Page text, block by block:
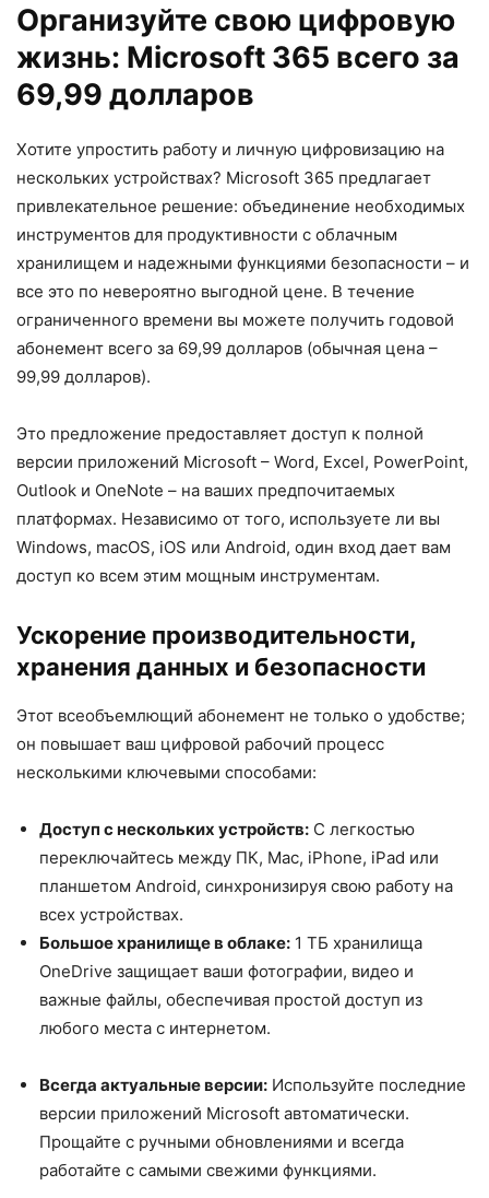
Организуйте свою цифровую
жизнь: Microsoft 365 всего за
69,99 долларов
Хотите упростить работу и личную цифровизацию на
нескольких устройствах? Microsoft 365 предлагает
привлекательное решение: объединение необходимых
инструментов для продуктивности с облачным
хранилищем и надежными функциями безопасности – и
все это по невероятно выгодной цене. В течение
ограниченного времени вы можете получить годовой
абонемент всего за 69,99 долларов (обычная цена –
99,99 долларов).
Это предложение предоставляет доступ к полной
версии приложений Microsoft – Word, Excel, PowerPoint,
Outlook и OneNote – на ваших предпочитаемых
платформах. Независимо от того, используете ли вы
Windows, macOS, iOS или Android, один вход дает вам
доступ ко всем этим мощным инструментам.
Ускорение производительности,
хранения данных и безопасности
Этот всеобъемлющий абонемент не только о удобстве;
он повышает ваш цифровой рабочий процесс
несколькими ключевыми способами:
Доступ с нескольких устройств: С легкостью
переключайтесь между ПК, Mac, iPhone, iPad или
планшетом Android, синхронизируя свою работу на
всех устройствах.
Большое хранилище в облаке: 1 ТБ хранилища
OneDrive защищает ваши фотографии, видео и
важные файлы, обеспечивая простой доступ из
любого места с интернетом.
Всегда актуальные версии: Используйте последние
версии приложений Microsoft автоматически.
Прощайте с ручными обновлениями и всегда
работайте с самыми свежими функциями.